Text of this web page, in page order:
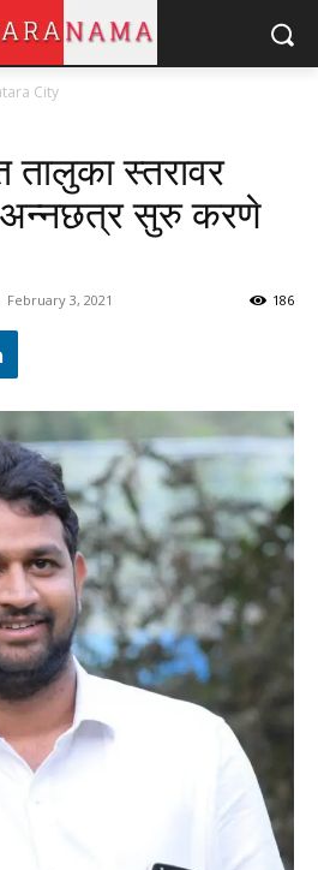
City
तालुका स्तरावर
अन्नछत्र सुरु करणे
February 3, 2021 186